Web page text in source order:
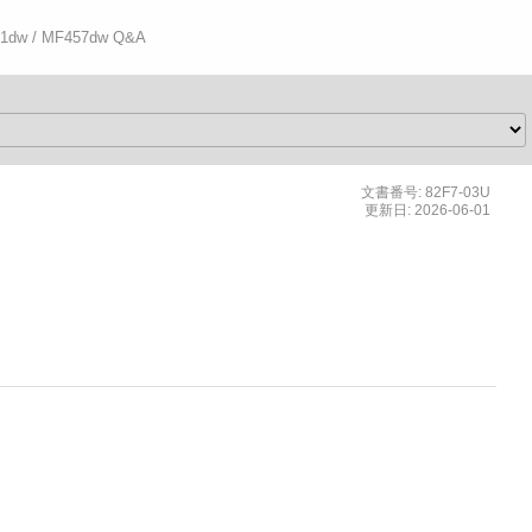
/ MF457dw Q&A
文書番号: 82F7-03U
更新日: 2026-06-01